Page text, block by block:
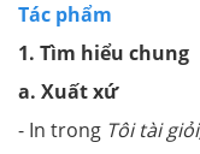
Tác phẩm
1. Tìm hiểu chung
a. Xuất xứ
- In trong Tôi tài